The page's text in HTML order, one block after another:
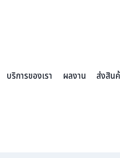
บริการของเรา ผลงาน ส่งสิน